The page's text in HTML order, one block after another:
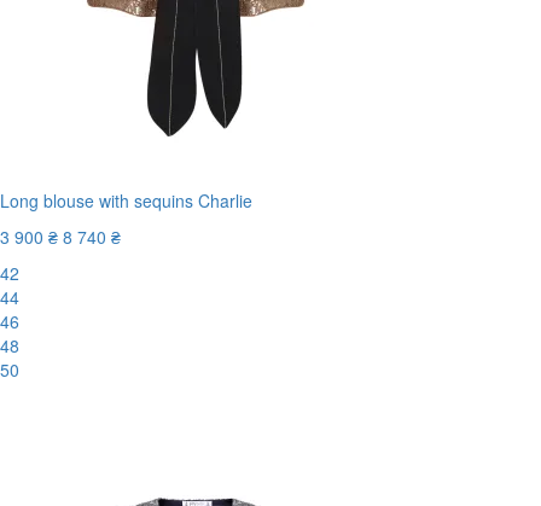
Long blouse with sequins Charlie
3 900 ₴ 8 740 ₴
42
44
46
48
50